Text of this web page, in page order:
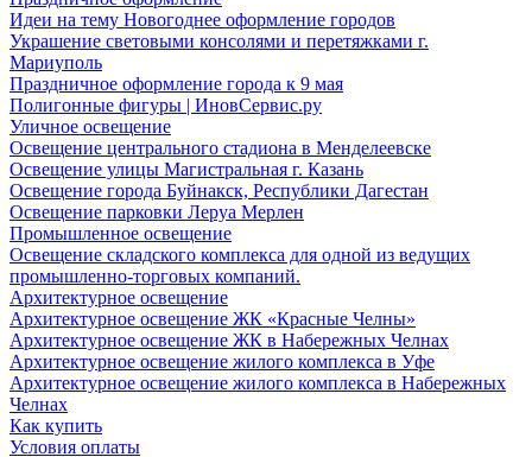
Идеи на тему Новогоднее оформление городов
Украшение световыми консолями и перетяжками г.
Мариуполь
Праздничное оформление города к 9 мая
Полигонные фигуры | ИновСервис.ру
Уличное освещение
Освещение центрального стадиона в Менделеевске
Освещение улицы Магистральная г. Казань
Освещение города Буйнакск, Республики Дагестан
Освещение парковки Леруа Мерлен
Промышленное освещение
Освещение складского комплекса для одной из ведущих
промышленно-торговых компаний.
Архитектурное освещение
Архитектурное освещение ЖК «Красные Челны»
Архитектурное освещение ЖК в Набережных Челнах
Архитектурное освещение жилого комплекса в Уфе
Архитектурное освещение жилого комплекса в Набережных
Челнах
Как купить
Условия оплаты